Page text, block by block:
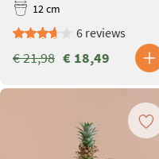
12 cm
6 reviews
€ 18,49
€ 21,98